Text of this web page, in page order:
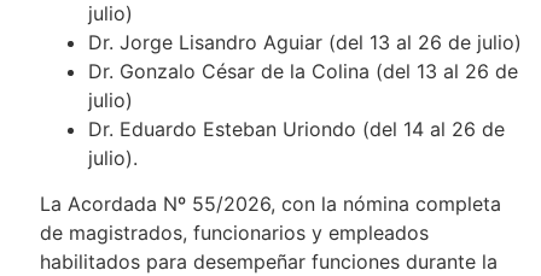
julio)
Dr. Jorge Lisandro Aguiar (del 13 al 26 de julio)
Dr. Gonzalo César de la Colina (del 13 al 26 de
julio)
Dr. Eduardo Esteban Uriondo (del 14 al 26 de
julio).
La Acordada Nº 55/2026, con la nómina completa
de magistrados, funcionarios y empleados
habilitados para desempeñar funciones durante la